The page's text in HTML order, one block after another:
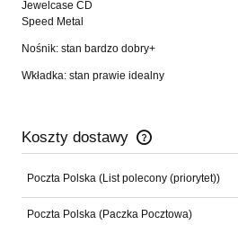
Jewelcase CD
Speed Metal
Nośnik: stan bardzo dobry+
Wkładka: stan prawie idealny
Koszty dostawy
Cena nie zawiera ewentualnych
Poczta Polska (List polecony (priorytet))
Poczta Polska (Paczka Pocztowa)